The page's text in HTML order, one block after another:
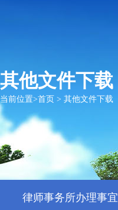
其他文件下载
当前位置>首页 > 其他文件下载
律师事务所办理事宜